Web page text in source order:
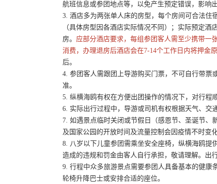
航班信息或参团地点等，以免产生预定错误，影响
3. 酒店多为两张单人床的房型，每个房间可合法住
（具体房型因各酒店实际情况不同）；实际预定
房。 应部分酒店要求，每组参团客人需至少携带一
消费，办理退房后酒店会在7-14个工作日内将押金
后。
4. 参团客人需跟团上导游购买门票，不可自行带票
准。
5. 纵横海鸥有权在方便出团操作的情况下，对行
6. 实际出行过程中，导游或司机有权根据天气、
7. 如遇景点临时关闭或节假日（感恩节、圣诞节
及国家公园的开放时间及流量控制会因疫情不时变
8. 八岁以下儿童参团需乘坐安全座椅，纵横海鸥提
造成的违规和罚金由客人自行承担，敬请理解。出
9. 行程中众多旅游景点需要参团人具备基本的健
轮椅升降巴士或安排合适的座位。